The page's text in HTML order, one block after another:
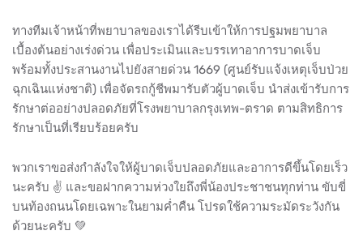
ทางทีมเจ้าหน้าที่พยาบาลของเราได้รีบเข้าให้การปฐมพยาบาล
เบื้องต้นอย่างเร่งด่วน เพื่อประเมินและบรรเทาอาการบาดเจ็บ
พร้อมทั้งประสานงานไปยังสายด่วน 1669 (ศูนย์รับแจ้งเหตุเจ็บป่วย
ฉุกเฉินแห่งชาติ) เพื่อจัดรถกู้ชีพมารับตัวผู้บาดเจ็บ นำส่งเข้ารับการ
รักษาต่ออย่างปลอดภัยที่โรงพยาบาลกรุงเทพ-ตราด ตามสิทธิการ
รักษาเป็นที่เรียบร้อยครับ
พวกเราขอส่งกำลังใจให้ผู้บาดเจ็บปลอดภัยและอาการดีขึ้นโดยเร็ว
นะครับ ✌️ และขอฝากความห่วงใยถึงพี่น้องประชาชนทุกท่าน ขับขี่
บนท้องถนนโดยเฉพาะในยามค่ำคืน โปรดใช้ความระมัดระวังกัน
ด้วยนะครับ 💚